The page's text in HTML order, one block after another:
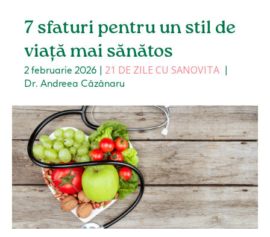
7 sfaturi pentru un stil de
viață mai sănătos
2 februarie 2026 21 DE ZILE CU SANOVITA
Dr. Andreea Căzănaru